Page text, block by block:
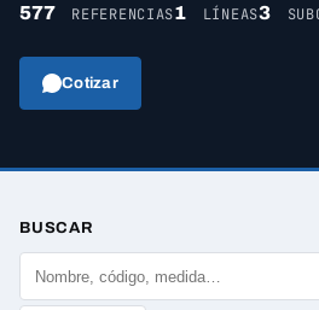
577 REFERENCIAS1 LÍNEAS3
Cotizar
BUSCAR